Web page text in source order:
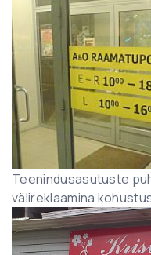
Teenindusasutuste
välireklaamina